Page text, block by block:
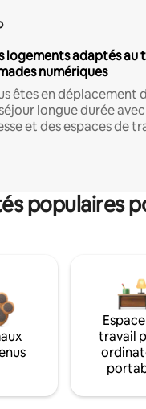
logements adaptés au
numériques
êtes en déplacement
longue durée
et des espaces de
populaires
travail